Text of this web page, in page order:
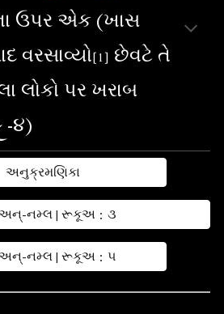
ઉપર એક (ખાસ
વરસાવ્યો[1] છેવટે તે
લોકો પર ખરાબ
વરસાદ થયો. (ع-૪)
અનુક્રમણિકા
નમ્લ | રૂકૂઅ : ૩
નમ્લ | રૂકૂઅ : ૫